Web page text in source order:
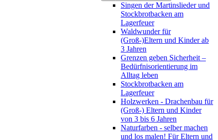
Singen der Martinslieder und
Stockbrotbacken am
Lagerfeuer
Waldwunder für
(Groß-)Eltern und Kinder ab
3 Jahren
Grenzen geben Sicherheit –
Bedürfnisorientierung im
Alltag leben
Stockbrotbacken am
Lagerfeuer
Holzwerken - Drachenbau für
(Groß-) Eltern und Kinder
von 3 bis 6 Jahren
Naturfarben - selber machen
und los malen! Für Eltern und